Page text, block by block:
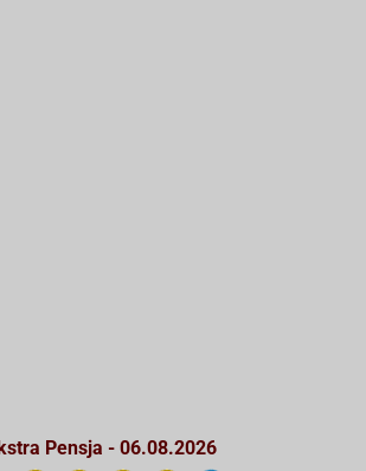
Pensja - 06.08.2026